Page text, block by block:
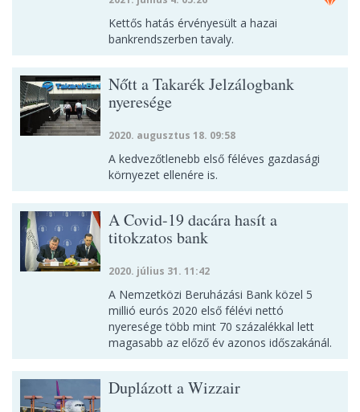
Kettős hatás érvényesült a hazai
bankrendszerben tavaly.
Nőtt a Takarék Jelzálogbank
nyeresége
2020. augusztus 18. 09:58
A kedvezőtlenebb első féléves gazdasági
környezet ellenére is.
A Covid-19 dacára hasít a
titokzatos bank
2020. július 31. 11:42
A Nemzetközi Beruházási Bank közel 5
millió eurós 2020 első félévi nettó
nyeresége több mint 70 százalékkal lett
magasabb az előző év azonos időszakánál.
Duplázott a Wizzair